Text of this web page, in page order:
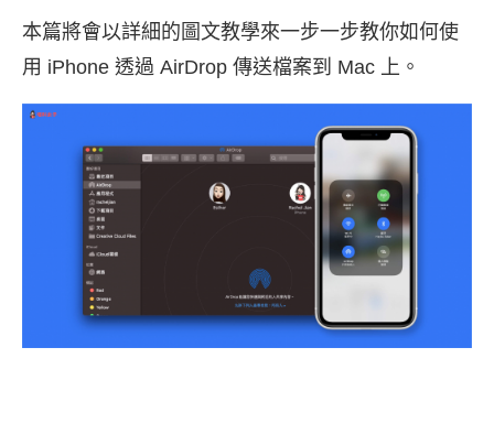
本篇將會以詳細的圖文教學來一步一步教你如何使
用 iPhone 透過 AirDrop 傳送檔案到 Mac 上。